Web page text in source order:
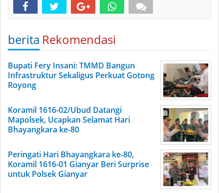
berita Rekomendasi
Bupati Fery Insani: TMMD Bangun
Infrastruktur Sekaligus Perkuat Gotong
Royong
Koramil 1616-02/Ubud Datangi
Mapolsek, Ucapkan Selamat Hari
Bhayangkara ke-80
Peringati Hari Bhayangkara ke-80,
Koramil 1616-01 Gianyar Beri Surprise
untuk Polsek Gianyar